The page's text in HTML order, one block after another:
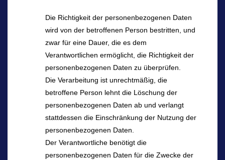
Die Richtigkeit der personenbezogenen Daten
wird von der betroffenen Person bestritten, und
zwar für eine Dauer, die es dem
Verantwortlichen ermöglicht, die Richtigkeit der
personenbezogenen Daten zu überprüfen.
Die Verarbeitung ist unrechtmäßig, die
betroffene Person lehnt die Löschung der
personenbezogenen Daten ab und verlangt
stattdessen die Einschränkung der Nutzung der
personenbezogenen Daten.
Der Verantwortliche benötigt die
personenbezogenen Daten für die Zwecke der